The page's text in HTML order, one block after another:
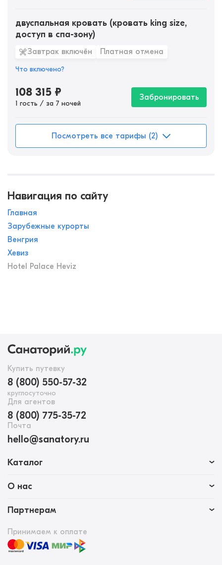
двуспальная кровать (кровать king size,
доступ в спа-зону)
Завтрак включён Платная отмена
Что включено?
108 315 ₽
1 гость / за 7 ночей
Забронировать
Посмотреть все тарифы (2)
Навигация по сайту
Главная
Зарубежные курорты
Венгрия
Хевиз
Hotel Palace Heviz
Купить путевку
8 (800) 550-57-32
круглосуточно
Для агентов
8 (800) 775-35-72
Почта
hello@sanatory.ru
Каталог
О нас
Партнерам
Принимаем к оплате